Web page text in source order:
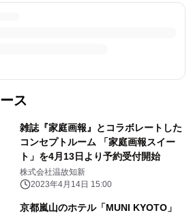
ス
雑誌『家庭画報』とコラボレートした
コンセプトルーム 「家庭画報スイー
ト」を4月13日より予約受付開始
株式会社温故知新
2023年4月14日 15:00
京都嵐山のホテル「MUNI KYOTO」